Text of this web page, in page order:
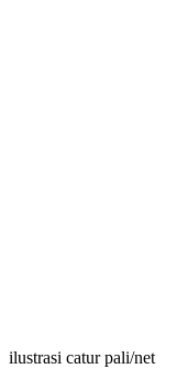
ilustrasi catur pali/net